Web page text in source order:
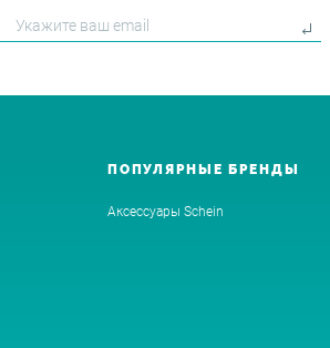
ПОПУЛЯРНЫЕ БРЕНДЫ
Аксессуары Schein